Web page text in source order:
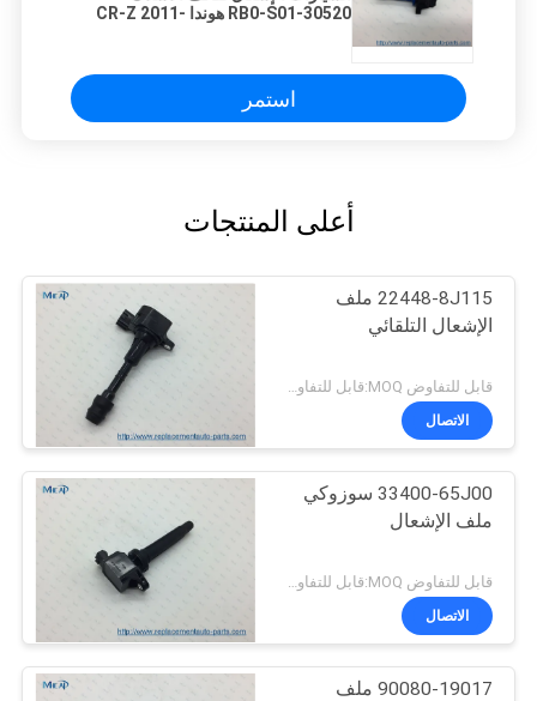
30520-RB0-S01 هوندا CR-Z 2011-
استمر
أعلى المنتجات
22448-8J115 ملف
الإشعال التلقائي
قابل للتفاوض MOQ:قابل للتفاوض
الاتصال
33400-65J00 سوزوكي
ملف الإشعال
الاتصال
90080-19017 ملف